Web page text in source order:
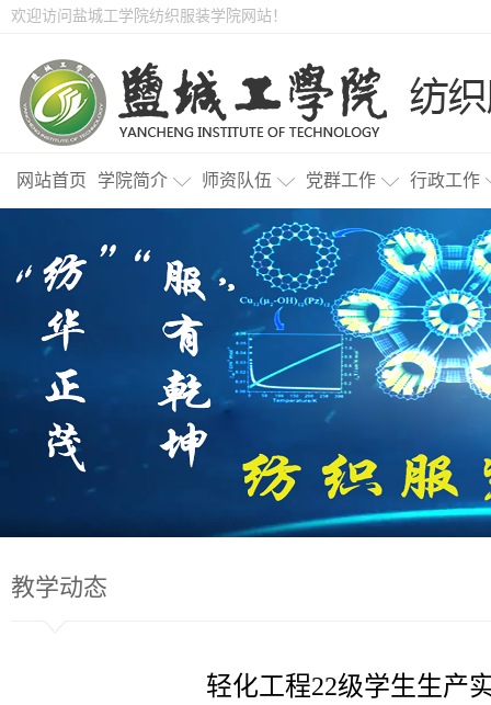
欢迎访问盐城工学院纺织服装学院网站！
网站首页 学院简介 师资队伍 党群工作 行政工作
教学动态
轻化工程22级学生生产